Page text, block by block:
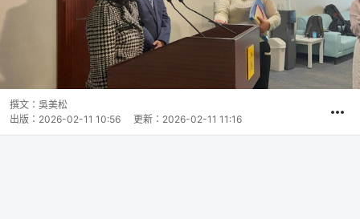
撰文： 吳美松
出版： 2026-02-11 10:56 更新： 2026-02-11 11:16